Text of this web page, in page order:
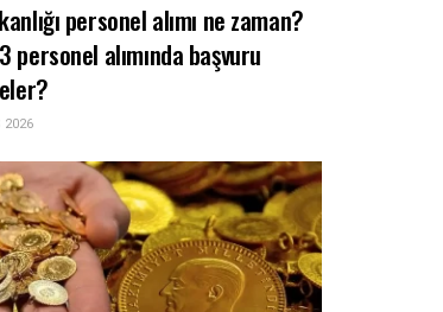
personel alımı ne zaman?
personel alımında başvuru
2026